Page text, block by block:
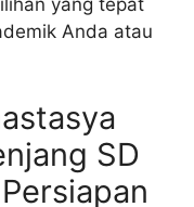
Anda atau
SD